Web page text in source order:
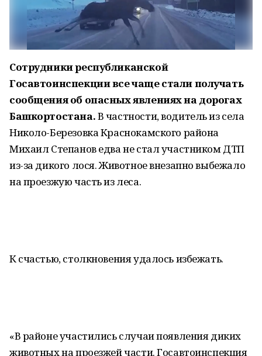
Сотрудники республиканской
Госавтоинспекции все чаще стали получать
сообщения об опасных явлениях на дорогах
Башкортостана.В частности, водитель из села
Николо-Березовка Краснокамского района
Михаил Степанов едва не стал участником ДТП
из-за дикого лося. Животное внезапно выбежало
на проезжую часть из леса.
К счастью, столкновения удалось избежать.
«В районе участились случаи появления диких
животных на проезжей части. Госавтоинспекция